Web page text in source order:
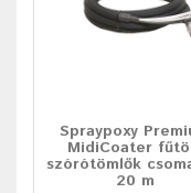
Spraypoxy
MidiCoater
szórótömlők
20 m